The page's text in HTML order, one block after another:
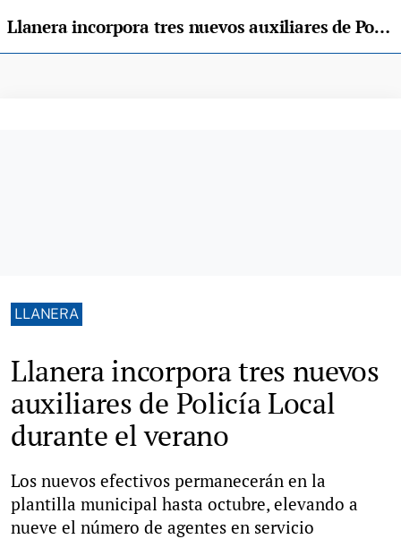
Llanera incorpora tres nuevos auxiliares de Policía Local durante el verano
LLANERA
Llanera incorpora tres nuevos
auxiliares de Policía Local
durante el verano
Los nuevos efectivos permanecerán en la
plantilla municipal hasta octubre, elevando a
nueve el número de agentes en servicio